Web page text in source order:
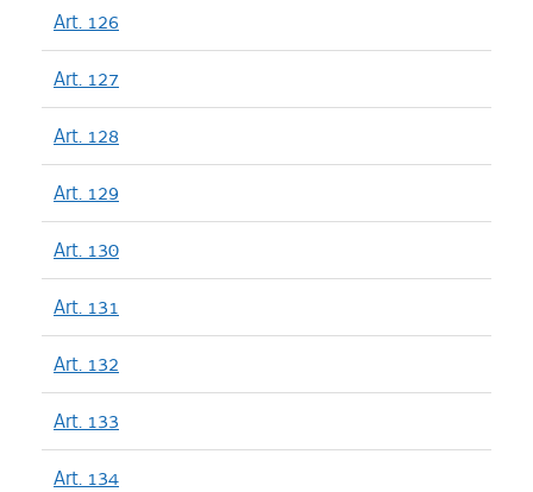
Art. 126
Art. 127
Art. 128
Art. 129
Art. 130
Art. 131
Art. 132
Art. 133
Art. 134